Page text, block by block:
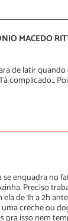
MACEDO
de latir
complicado...
enquadra no
Preciso
de 1h a 2h
creche ou